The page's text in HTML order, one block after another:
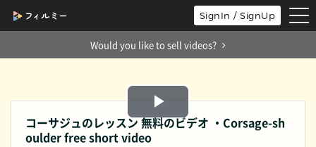
SignIn / SignUp
Would you like to sell videos?
Play
コーサジュのレッスン 無料のビデオ ・Corsage-sh
oulder free short video